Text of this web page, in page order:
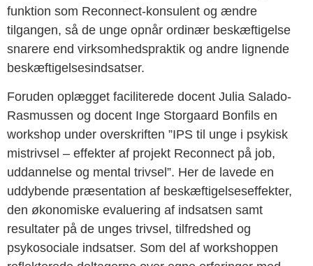
funktion som Reconnect-konsulent og ændre
tilgangen, så de unge opnår ordinær beskæftigelse
snarere end virksomhedspraktik og andre lignende
beskæftigelsesindsatser.
Foruden oplægget faciliterede docent Julia Salado-
Rasmussen og docent Inge Storgaard Bonfils en
workshop under overskriften ”IPS til unge i psykisk
mistrivsel – effekter af projekt Reconnect på job,
uddannelse og mental trivsel”. Her de lavede en
uddybende præsentation af beskæftigelseseffekter,
den økonomiske evaluering af indsatsen samt
resultater på de unges trivsel, tilfredshed og
psykosociale indsatser. Som del af workshoppen